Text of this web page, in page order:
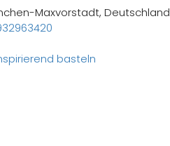
Maxvorstadt, Deutschland